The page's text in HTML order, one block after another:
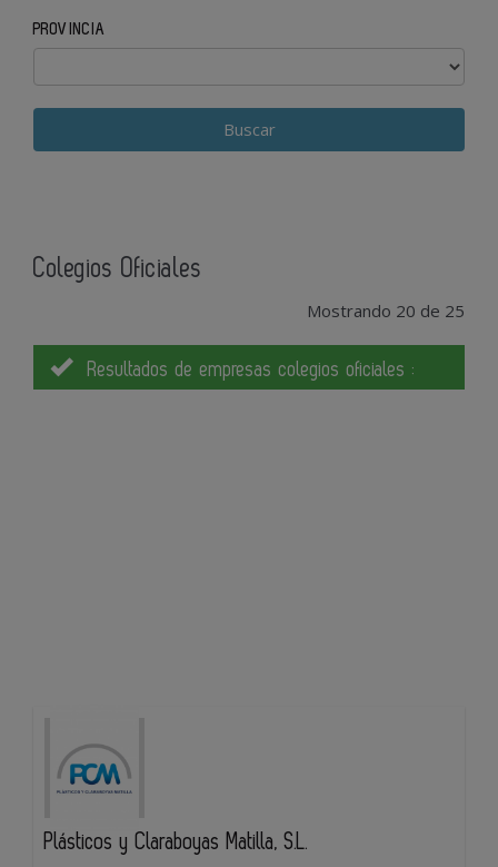
PROVINCIA
Colegios Oficiales
Mostrando 20 de 25
Resultados de empresas colegios oficiales :
Plásticos y Claraboyas Matilla, S.L.